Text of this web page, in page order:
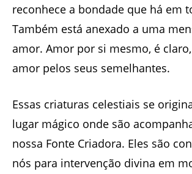
reconhece a bondade que há em
Também está anexado a uma
amor. Amor por si mesmo, é
amor pelos seus semelhantes.
Essas criaturas celestiais se
lugar mágico onde são
nossa Fonte Criadora. Eles são
nós para intervenção divina em